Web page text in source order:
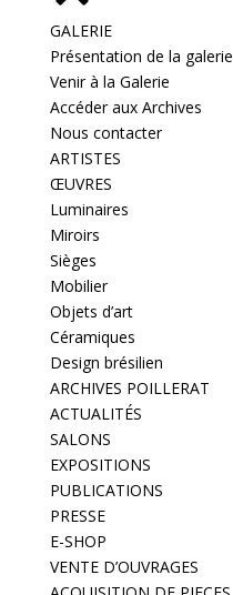
GALERIE
Présentation de la galerie
Venir à la Galerie
Accéder aux Archives
Nous contacter
ARTISTES
ŒUVRES
Luminaires
Miroirs
Sièges
Mobilier
Objets d’art
Céramiques
Design brésilien
ARCHIVES POILLERAT
ACTUALITÉS
SALONS
EXPOSITIONS
PUBLICATIONS
PRESSE
E-SHOP
VENTE D’OUVRAGES